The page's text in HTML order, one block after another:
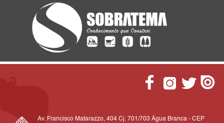
Av. Francisco Matarazzo, 404 Cj. 701/703 Água Branca - CEP